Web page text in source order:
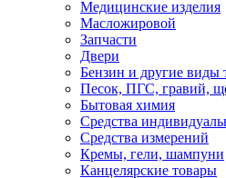
Медицинские изделия
Масложировой
Запчасти
Двери
Бензин и другие виды
Песок, ПГС, гравий,
Бытовая химия
Средства
Средства измерений
Кремы, гели, шампуни
Канцелярские товары